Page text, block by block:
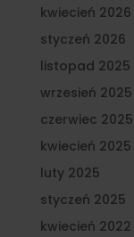
kwiecień 2026
styczeń 2026
listopad 2025
wrzesień 2025
czerwiec 2025
kwiecień 2025
luty 2025
styczeń 2025
kwiecień 2022